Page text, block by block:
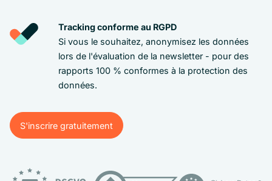
Tracking conforme au RGPD
Si vous le souhaitez, anonymisez les données
lors de l'évaluation de la newsletter - pour des
rapports 100 % conformes à la protection des
données.
S'inscrire gratuitement
S'inscrire gratuitement